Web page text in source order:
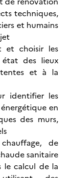
techniques,
et humains
et choisir les
des lieux
et à la
identifier les
en
des murs,
de
sanitaire
le calcul de la